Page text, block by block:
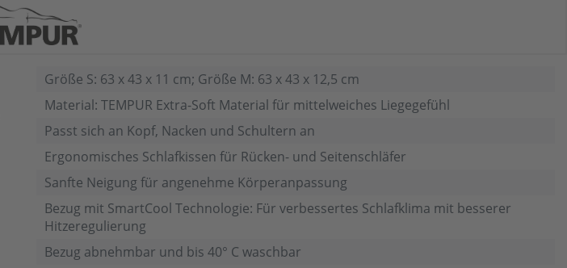
Größe S: 63 x 43 x 11 cm; Größe M: 63 x 43 x 12,5 cm
Material: TEMPUR Extra-Soft Material für mittelweiches Liegegefühl
Passt sich an Kopf, Nacken und Schultern an
Ergonomisches Schlafkissen für Rücken- und Seitenschläfer
Sanfte Neigung für angenehme Körperanpassung
Bezug mit SmartCool Technologie: Für verbessertes Schlafklima mit besserer
Hitzeregulierung
Bezug abnehmbar und bis 40° C waschbar